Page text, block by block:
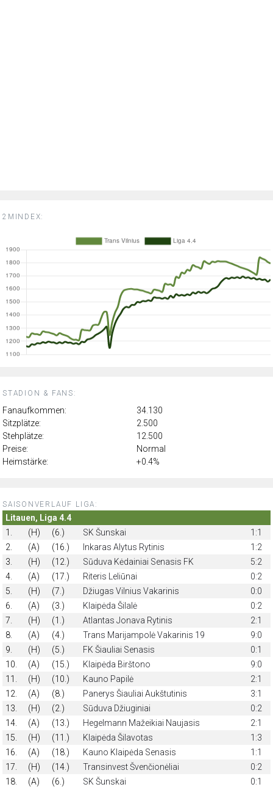
2MINDEX:
STADION & FANS:
Fanaufkommen:
34.130
Sitzplätze:
2.500
Stehplätze:
12.500
Preise:
Normal
Heimstärke:
+0.4%
SAISONVERLAUF LIGA:
Litauen, Liga 4.4
1.
(H) (6.) SK Šunskai
1:1
2.
(A) (16.) Inkaras Alytus Rytinis
1:2
3.
(H) (12.) Sūduva Kėdainiai Senasis FK
5:2
4.
(A) (17.) Riteris Leliūnai
0:2
5.
(H) (7.) Džiugas Vilnius Vakarinis
0:0
6.
(A) (3.) Klaipėda Šilalė
0:2
7.
(H) (1.) Atlantas Jonava Rytinis
2:1
8.
(A) (4.) Trans Marijampolė Vakarinis 19
9:0
9.
(H) (5.) FK Šiauliai Senasis
0:1
10.
(A) (15.) Klaipėda Birštono
9:0
11.
(H) (10.) Kauno Papilė
2:1
12.
(A) (8.) Panerys Šiauliai Aukštutinis
3:1
13.
(H) (2.) Sūduva Džiuginiai
0:2
14.
(A) (13.) Hegelmann Mažeikiai Naujasis
2:1
15.
(H) (11.) Klaipėda Šilavotas
1:3
16.
(A) (18.) Kauno Klaipėda Senasis
1:1
17.
(H) (14.) Transinvest Švenčionėliai
0:2
18.
(A) (6.) SK Šunskai
0:1